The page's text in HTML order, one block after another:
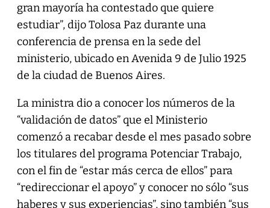
gran mayoría ha contestado que quiere
estudiar”, dijo Tolosa Paz durante una
conferencia de prensa en la sede del
ministerio, ubicado en Avenida 9 de Julio 1925
de la ciudad de Buenos Aires.
La ministra dio a conocer los números de la
“validación de datos” que el Ministerio
comenzó a recabar desde el mes pasado sobre
los titulares del programa Potenciar Trabajo,
con el fin de “estar más cerca de ellos” para
“redireccionar el apoyo” y conocer no sólo “sus
haberes y sus experiencias”, sino también “sus